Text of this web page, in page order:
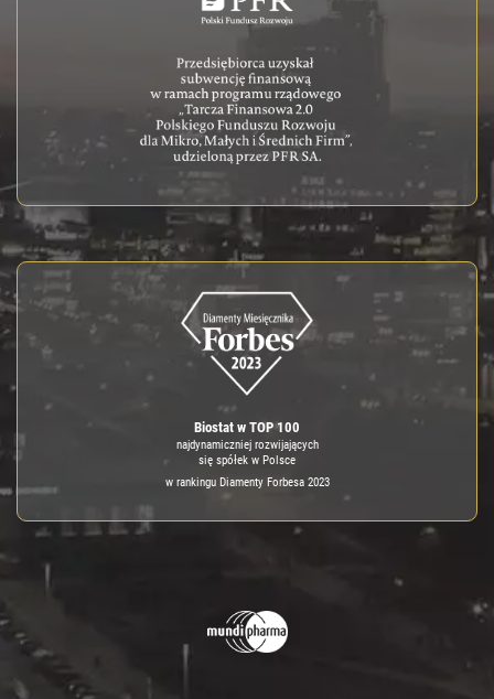
Biostat w TOP 100
najdynamiczniej rozwijających
się spółek w Polsce
w rankingu Diamenty Forbesa 2023